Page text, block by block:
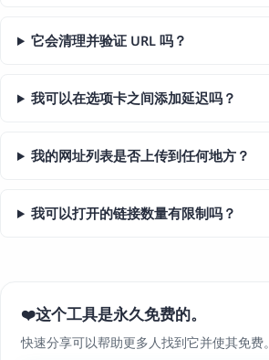
它会清理并验证 URL 吗？
我可以在选项卡之间添加延迟吗？
我的网址列表是否上传到任何地方？
我可以打开的链接数量有限制吗？
❤️这个工具是永久免费的。
快速分享可以帮助更多人找到它并使其免费。